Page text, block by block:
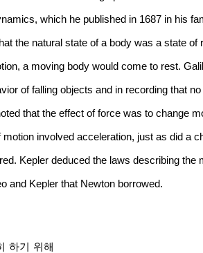
which he published in 1687 in his
the natural state of a body was a state of
a moving body would come to rest.
of falling objects and in recording that
that the effect of force was to change
involved acceleration, just as did a
Kepler deduced the laws describing the
and Kepler that Newton borrowed.
하기 위해